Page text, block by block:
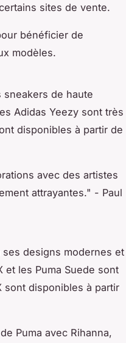
sites de vente.
bénéficier de
modèles.
sneakers de haute
Adidas Yeezy sont très
disponibles à partir de
avec des artistes
attrayantes." - Paul
designs modernes et
et les Puma Suede sont
sont disponibles à partir
Puma avec Rihanna,